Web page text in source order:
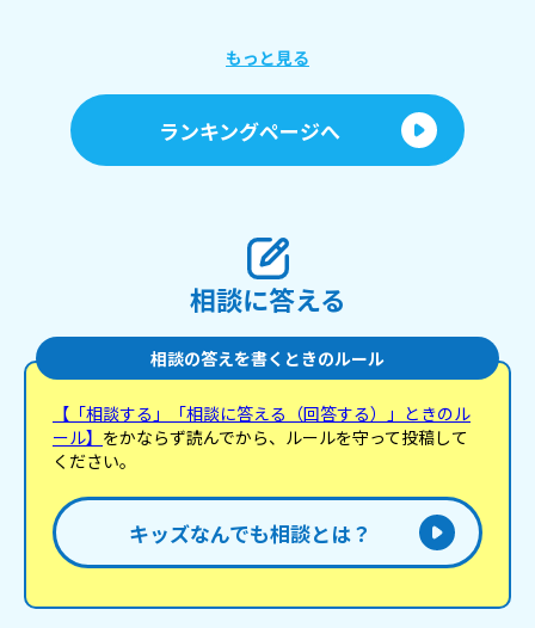
もっと見る
ランキングページへ
相談に答える
相談の答えを書くときのルール
【「相談する」「相談に答える（回答する）」ときのル
ール】 をかならず読んでから、ルールを守って投稿して
ください。
キッズなんでも相談とは？